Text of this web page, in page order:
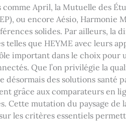
April, la Mutuelle des
ou encore Aésio, Harmonie
solides. Par ailleurs, la
telles que HEYME avec leurs
important dans le choix pour
Que l’on privilégie la
désormais des solutions santé
grâce aux comparateurs en
Cette mutation du paysage de
les critères essentiels